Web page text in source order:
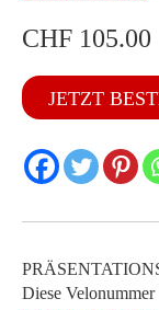
CHF 105.00
NW
1986
Menge
JETZT
Diese